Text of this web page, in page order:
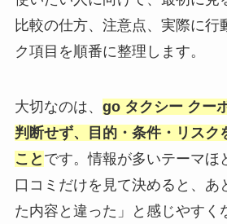
比較の仕方、注意点、実際に行
ク項目を順番に整理します。
大切なのは、 go タクシー クー
判断せず、目的・条件・リスク
こと です。情報が多いテーマほ
口コミだけを見て決めると、あ
た内容と違った」と感じやすく